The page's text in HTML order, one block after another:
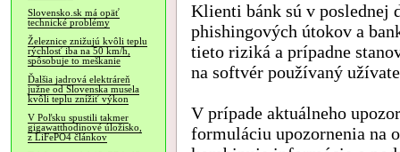
Slovensko.sk má opäť
technické problémy
Železnice znižujú kvôli teplu
rýchlosť iba na 50 km/h,
spôsobuje to meškanie
Ďalšia jadrová elektráreň
južne od Slovenska musela
kvôli teplu znížiť výkon
V Poľsku spustili takmer
gigawatthodinové úložisko,
z LiFePO4 článkov
Klienti bánk sú v poslednej
phishingových útokov a
tieto riziká a prípadne
na softvér používaný
V prípade aktuálneho
formuláciu upozornenia na